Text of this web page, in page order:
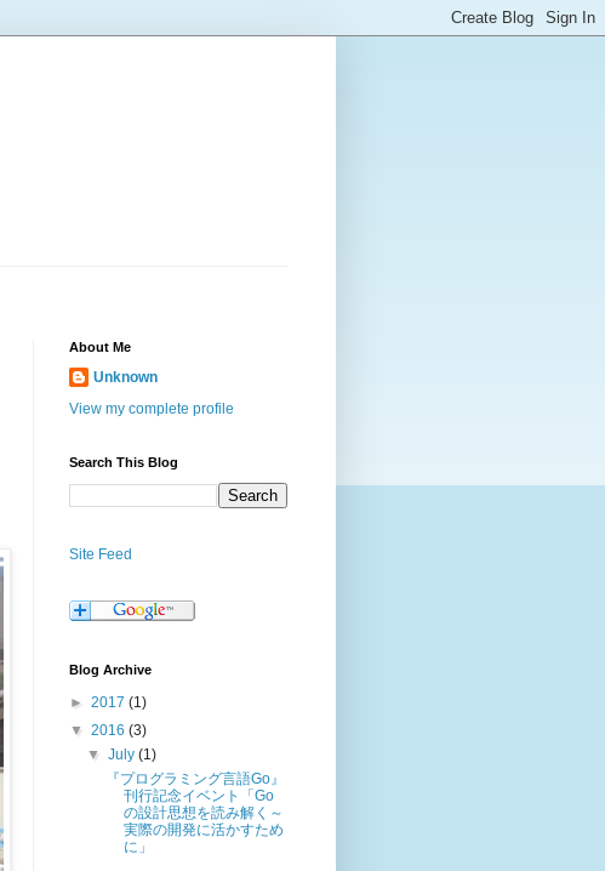
About Me
Unknown
View my complete profile
Search This Blog
Site Feed
Blog Archive
► 2017 (1)
▼ 2016 (3)
▼July(1)
『プログラミング言語Go』
刊行記念イベント「Go
の設計思想を読み解く～
実際の開発に活かすため
に」